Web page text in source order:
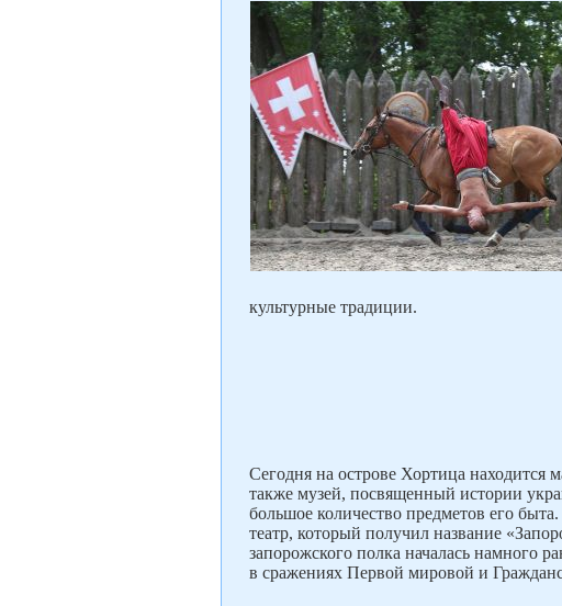
культурные традиции.
Сегодня на острове Хортица находится
также музей, посвященный истории
большое количество предметов его
театр, который получил название
запорожского полка началась намного
в сражениях Первой мировой и